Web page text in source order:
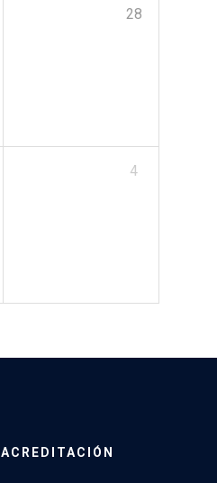
28
4
ACREDITACIÓN